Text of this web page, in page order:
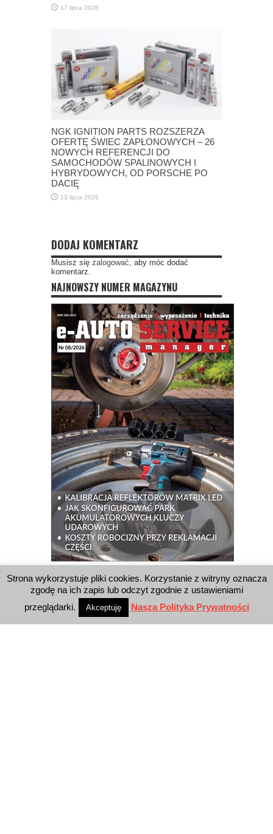
17 lipca 2026
NGK IGNITION PARTS ROZSZERZA
OFERTĘ ŚWIEC ZAPŁONOWYCH – 26
NOWYCH REFERENCJI DO
SAMOCHODÓW SPALINOWYCH I
HYBRYDOWYCH, OD PORSCHE PO
DACIĘ
13 lipca 2026
DODAJ KOMENTARZ
Musisz się zalogować , aby móc dodać
komentarz.
NAJNOWSZY NUMER MAGAZYNU
WYSZUKIWARKA
Strona wykorzystuje pliki cookies. Korzystanie z witryny oznacza
zgodę na ich zapis lub odczyt zgodnie z ustawieniami
przeglądarki.
Akceptuję Nasza Polityka Prywatności